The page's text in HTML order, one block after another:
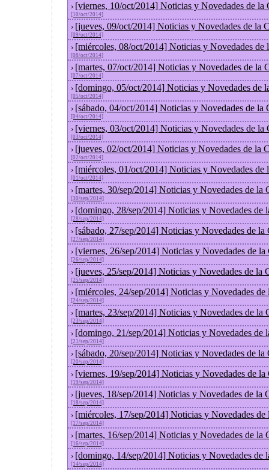
› [viernes, 10/oct/2014] Noticias y Novedades de la
[10/oct/2014]
› [jueves, 09/oct/2014] Noticias y Novedades de la
[09/oct/2014]
› [miércoles, 08/oct/2014] Noticias y Novedades de
[08/oct/2014]
› [martes, 07/oct/2014] Noticias y Novedades de la
[07/oct/2014]
› [domingo, 05/oct/2014] Noticias y Novedades de
[05/oct/2014]
› [sábado, 04/oct/2014] Noticias y Novedades de la
[04/oct/2014]
› [viernes, 03/oct/2014] Noticias y Novedades de la
[03/oct/2014]
› [jueves, 02/oct/2014] Noticias y Novedades de la
[02/oct/2014]
› [miércoles, 01/oct/2014] Noticias y Novedades de
[01/oct/2014]
› [martes, 30/sep/2014] Noticias y Novedades de la
[30/sep/2014]
› [domingo, 28/sep/2014] Noticias y Novedades de
[28/sep/2014]
› [sábado, 27/sep/2014] Noticias y Novedades de la
[27/sep/2014]
› [viernes, 26/sep/2014] Noticias y Novedades de la
[26/sep/2014]
› [jueves, 25/sep/2014] Noticias y Novedades de la
[25/sep/2014]
› [miércoles, 24/sep/2014] Noticias y Novedades de
[24/sep/2014]
› [martes, 23/sep/2014] Noticias y Novedades de la
[23/sep/2014]
› [domingo, 21/sep/2014] Noticias y Novedades de
[21/sep/2014]
› [sábado, 20/sep/2014] Noticias y Novedades de la
[20/sep/2014]
› [viernes, 19/sep/2014] Noticias y Novedades de la
[19/sep/2014]
› [jueves, 18/sep/2014] Noticias y Novedades de la
[18/sep/2014]
› [miércoles, 17/sep/2014] Noticias y Novedades de
[17/sep/2014]
› [martes, 16/sep/2014] Noticias y Novedades de la
[16/sep/2014]
› [domingo, 14/sep/2014] Noticias y Novedades de
[14/sep/2014]